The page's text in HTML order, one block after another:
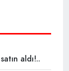
aldı!..